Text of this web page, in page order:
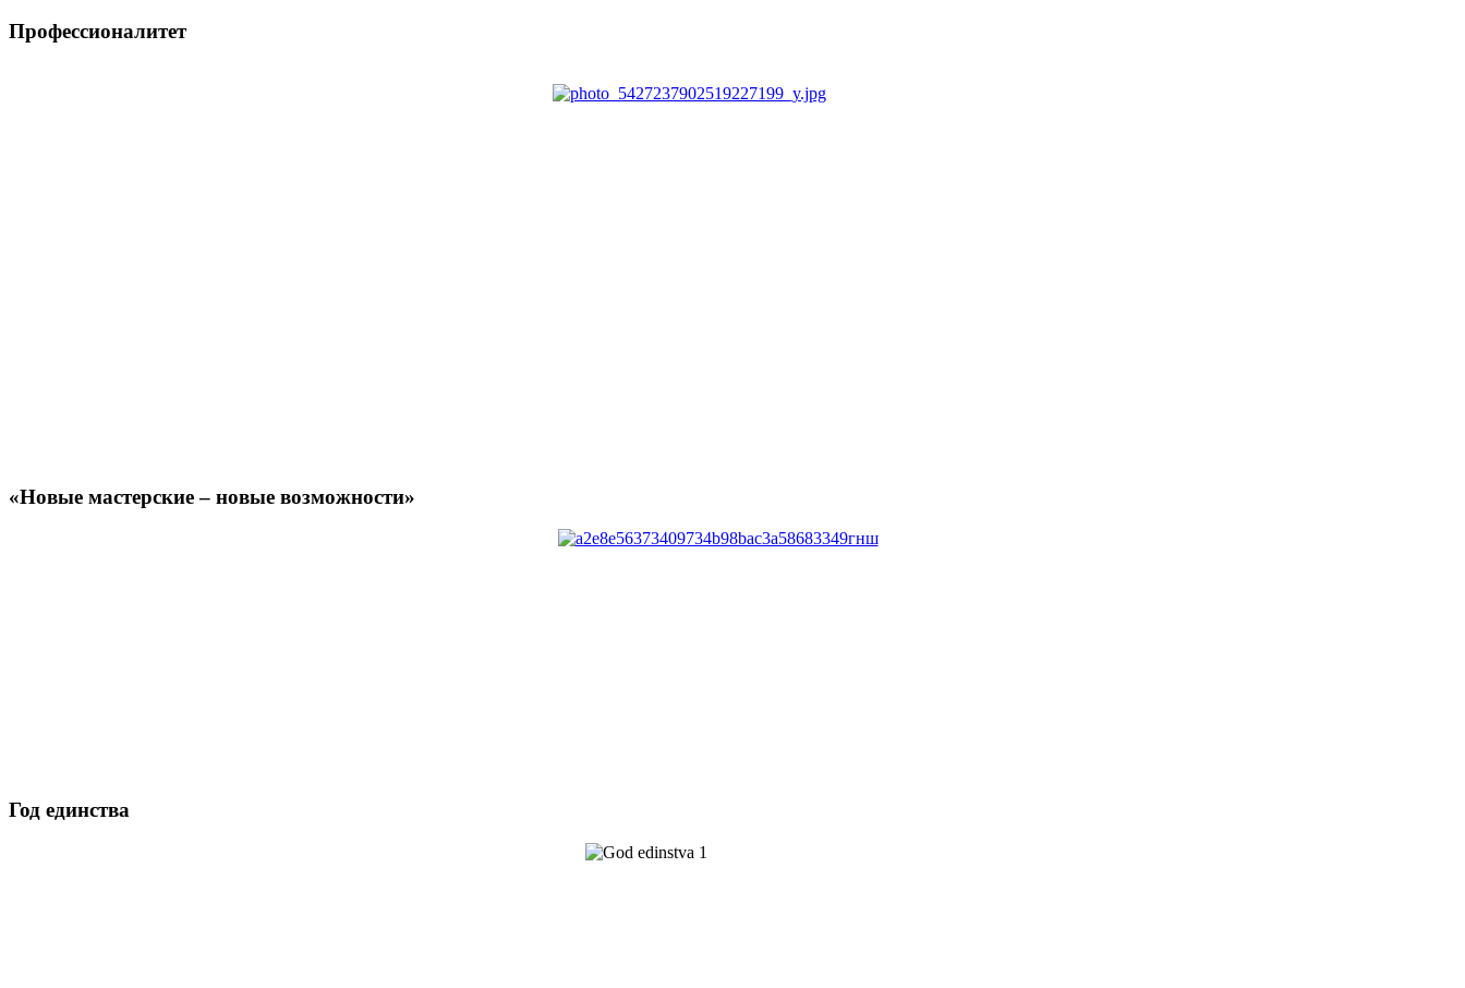
Профессионалитет
«Новые мастерские – новые возможности»
Год единства